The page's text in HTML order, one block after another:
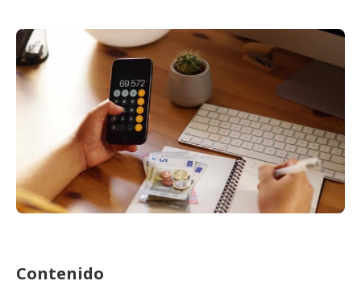
Contenido